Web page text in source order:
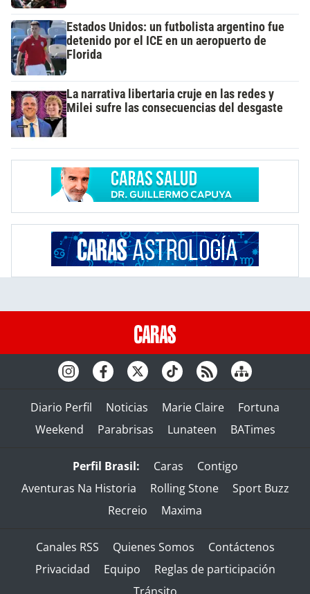
Estados Unidos: un futbolista argentino fue
detenido por el ICE en un aeropuerto de
Florida
La narrativa libertaria cruje en las redes y
Milei sufre las consecuencias del desgaste
Diario Perfil Noticias Marie Claire
Fortuna
Weekend
Parabrisas Lunateen BATimes
Perfil Brasil: Caras
Contigo
Aventuras Na Historia
Rolling Stone
Sport Buzz
Recreio
Maxima
Canales RSS Quienes Somos
Contáctenos
Privacidad
Equipo
Reglas de participación